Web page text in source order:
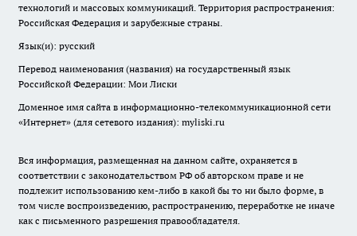
технологий и массовых коммуникаций. Территория распространения:
Российская Федерация и зарубежные страны.
Язык(и): русский
Перевод наименования (названия) на государственный язык
Российской Федерации: Мои Лиски
Доменное имя сайта в информационно-телекоммуникационной сети
«Интернет» (для сетевого издания): myliski.ru
Вся информация, размещенная на данном сайте, охраняется в
соответствии с законодательством РФ об авторском праве и не
подлежит использованию кем-либо в какой бы то ни было форме, в
том числе воспроизведению, распространению, переработке не иначе
как с письменного разрешения правообладателя.